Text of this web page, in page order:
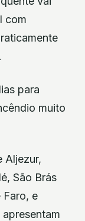
com
para
muito
Aljezur,
São Brás
Faro, e